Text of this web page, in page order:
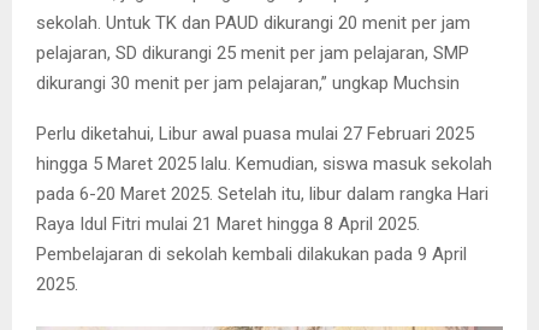
sekolah. Untuk TK dan PAUD dikurangi 20 menit per jam
pelajaran, SD dikurangi 25 menit per jam pelajaran, SMP
dikurangi 30 menit per jam pelajaran,” ungkap Muchsin
Perlu diketahui, Libur awal puasa mulai 27 Februari 2025
hingga 5 Maret 2025 lalu. Kemudian, siswa masuk sekolah
pada 6-20 Maret 2025. Setelah itu, libur dalam rangka Hari
Raya Idul Fitri mulai 21 Maret hingga 8 April 2025.
Pembelajaran di sekolah kembali dilakukan pada 9 April
2025.